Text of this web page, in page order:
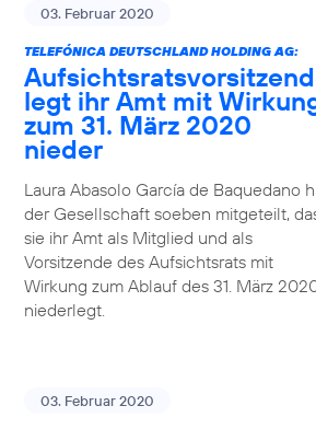
03. Februar 2020
TELEFÓNICA DEUTSCHLAND HOLDING AG:
legt ihr Amt mit
zum 31. März 2020
nieder
Laura Abasolo García de Baquedano
der Gesellschaft soeben mitgeteilt,
sie ihr Amt als Mitglied und als
Vorsitzende des Aufsichtsrats mit
Wirkung zum Ablauf des 31. März
niederlegt.
03. Februar 2020